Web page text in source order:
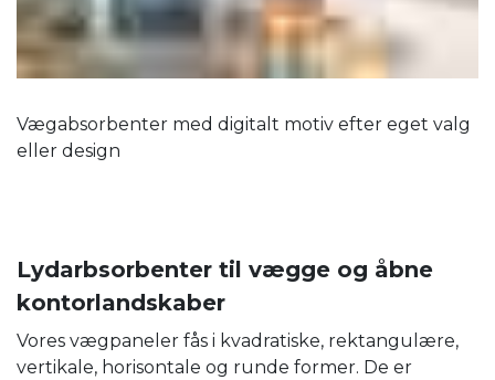
Vægabsorbenter med digitalt motiv efter eget valg
eller design
Lydarbsorbenter til vægge og åbne
kontorlandskaber
Vores vægpaneler fås i kvadratiske, rektangulære,
vertikale, horisontale og runde former. De er